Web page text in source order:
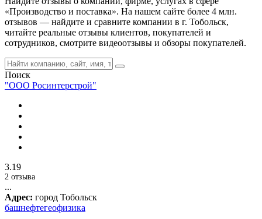
«Производство и поставка». На нашем сайте более 4 млн.
отзывов — найдите и сравните компании в г. Тобольск,
читайте реальные отзывы клиентов, покупателей и
сотрудников, смотрите видеоотзывы и обзоры покупателей.
Поиск
"ООО Росинтерстрой"
3.19
2 отзыва
...
Адрес: город Тобольск
башнефтегеофизика